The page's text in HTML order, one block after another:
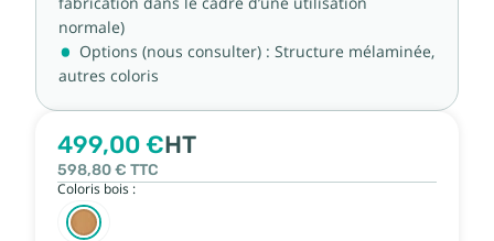
normale)
Options (nous consulter) : Structure mélaminée,
autres coloris
499,00 €HT
598,80 € TTC
Coloris bois :